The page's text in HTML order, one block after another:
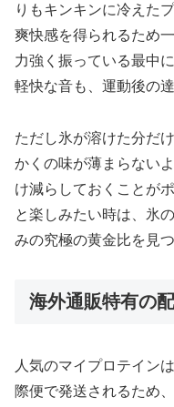
りもキンキンに冷えた
爽快感を得られるため
力強く振っている最中
軽快な音も、運動後の
ただし氷が溶けた分だ
かくの味が薄まらない
け減らしておくことが
と楽しみたい時は、氷
みの究極の黄金比を見
海外通販特有の
人気のマイプロテイン
際便で発送されるため